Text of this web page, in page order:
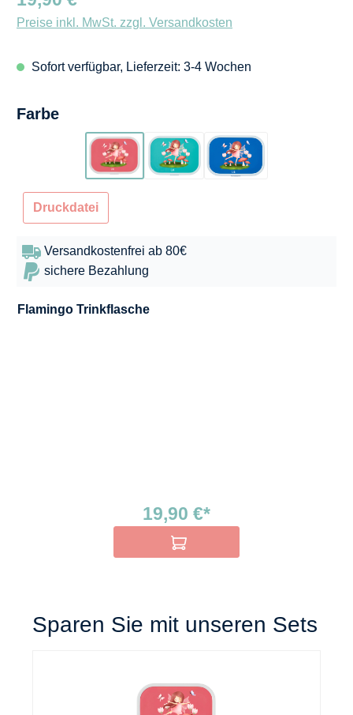
Flamingo Trinkflasche
19,90 €*
In den Warenkorb
Preise inkl. MwSt. zzgl. Versandkosten
Sofort verfügbar, Lieferzeit: 3-4 Wochen
Farbeauswählen
Flamingo Türkis Blau
Druckdatei
Versandkostenfrei ab 80€
sichere Bezahlung
Sparen Sie mit unseren Sets